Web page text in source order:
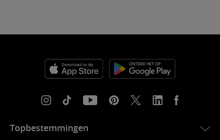
Topbestemmingen